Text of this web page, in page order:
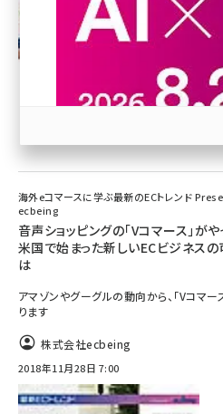
ビィ・フォアード (773)
revico (739)
海外eコマースに学ぶ最新のECトレンド
ecbeing
音声ショッピングの「Vコマース」がや
米国で始まった新しいECビジネス
は
アマゾンやグーグルの動向から、「Vコマ
ります
株式会社ecbeing
2018年11月28日 7:00
参加登録はこちら↑